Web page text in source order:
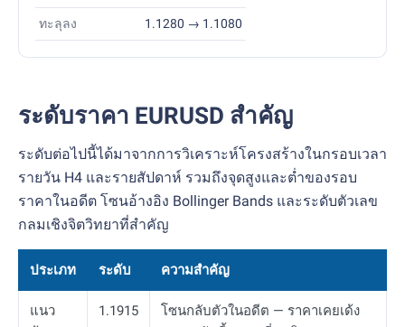
ทะลุลง 1.1280 → 1.1080
ระดับราคา EURUSD สำคัญ
ระดับต่อไปนี้ได้มาจากการวิเคราะห์โครงสร้างในกรอบเวลา
รายวัน H4 และรายสัปดาห์ รวมถึงจุดสูงและต่ำของรอบ
ราคาในอดีต โซนอ้างอิง Bollinger Bands และระดับตัวเลข
กลมเชิงจิตวิทยาที่สำคัญ
ประเภท ระดับ ความสำคัญ
แนว
1.1915
โซนกลับตัวในอดีต — ราคาเคยเด้ง